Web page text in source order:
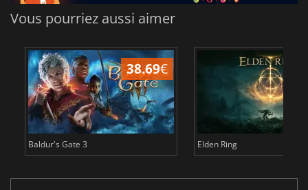
Vous pourriez aussi aimer
38.69€
Baldur's Gate 3 Elden Ring